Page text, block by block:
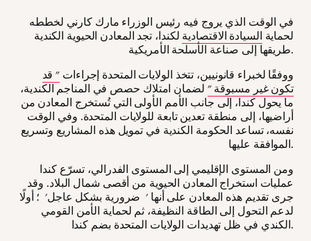
في الوقت الذي يروج فيه رئيس الوزراء مارك كارني لخططه
لحماية السيادة الاقتصادية لكندا، تجد المعادن الحيوية الكندية
طريقها إلى صناعة الأسلحة الأمريكية.
ووفقًا لخبراء قانونيين، تتخذ الولايات المتحدة إجراءات " قد
تكون غير مسبوقة " لضمان امتلاك حصص في المناجم الكندية،
ما يحول كندا، إلى جانب الأمم الأولى التي تُستخرج المعادن من
أراضيها، إلى منطقة تعدين تابعة للولايات المتحدة. وفي الوقت
نفسه، تساعد الحكومة الكندية في تمويل هذه المشاريع وتسريع
الموافقة عليها.
ومن المستوى الإقليمي إلى المستوى الفدرالي، تسرّع كندا
عمليات استخراج المعادن الحيوية من أقصى شمال البلاد. وقد
جرى تقديم هذه المعادن على أنها ' ضرورية بشكل عاجل' ؛ أولًا
لدعم التحول إلى الطاقة النظيفة، ثم لحماية الأمن القومي
الكندي في ظل تهديدات الولايات المتحدة بضم كندا.